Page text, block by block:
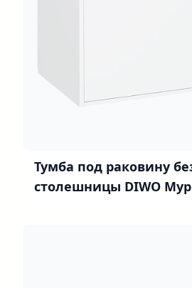
Тумба под раковину
столешницы DIWO